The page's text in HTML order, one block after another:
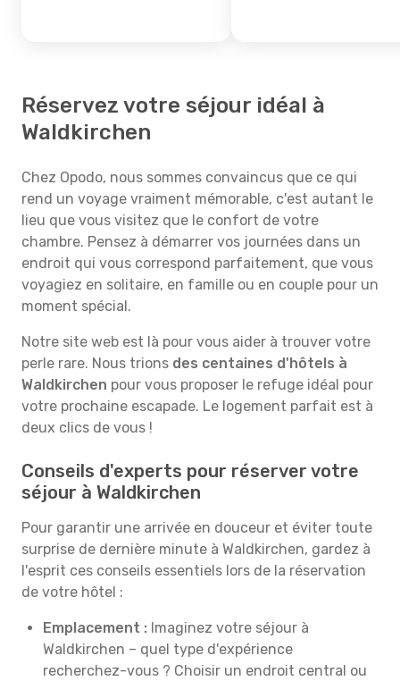
Réservez votre séjour idéal à
Waldkirchen
Chez Opodo, nous sommes convaincus que ce qui
rend un voyage vraiment mémorable, c'est autant le
lieu que vous visitez que le confort de votre
chambre. Pensez à démarrer vos journées dans un
endroit qui vous correspond parfaitement, que vous
voyagiez en solitaire, en famille ou en couple pour un
moment spécial.
Notre site web est là pour vous aider à trouver votre
perle rare. Nous trions des centaines d'hôtels à
Waldkirchen pour vous proposer le refuge idéal pour
votre prochaine escapade. Le logement parfait est à
deux clics de vous !
Conseils d'experts pour réserver votre
séjour à Waldkirchen
Pour garantir une arrivée en douceur et éviter toute
surprise de dernière minute à Waldkirchen, gardez à
l'esprit ces conseils essentiels lors de la réservation
de votre hôtel :
Emplacement : Imaginez votre séjour à
Waldkirchen – quel type d'expérience
recherchez-vous ? Choisir un endroit central ou